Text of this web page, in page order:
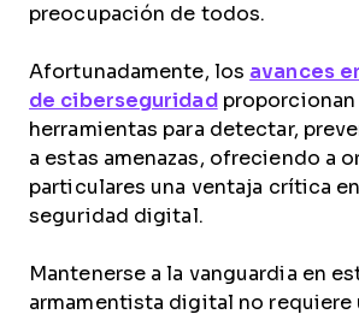
preocupación de todos.
Afortunadamente, los avances
de ciberseguridad
herramientas para detectar,
a estas amenazas, ofreciendo a
particulares una ventaja crítica
seguridad digital.
Mantenerse a la vanguardia en
armamentista digital no requiere